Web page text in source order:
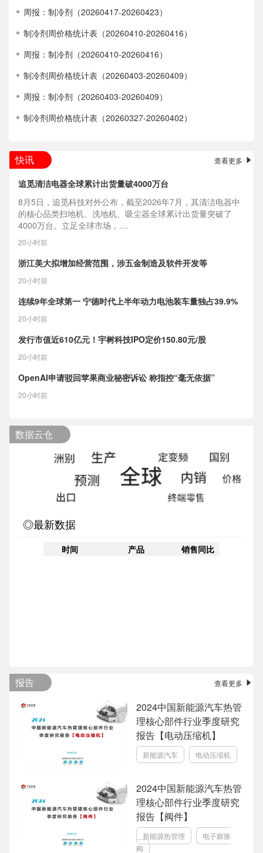
周报：制冷剂（20260417-20260423）
制冷剂周价格统计表（20260410-20260416）
周报：制冷剂（20260410-20260416）
制冷剂周价格统计表（20260403-20260409）
周报：制冷剂（20260403-20260409）
制冷剂周价格统计表（20260327-20260402）
快讯 查看更多
追觅清洁电器全球累计出货量破4000万台
8月5日，追觅科技对外公布，截至2026年7月，其清洁电器中
的核心品类扫地机、洗地机、吸尘器全球累计出货量突破了
4000万台。立足全球市场，....
20小时前
浙江美大拟增加经营范围，涉五金制造及软件开发等
20小时前
连续9年全球第一 宁德时代上半年动力电池装车量独占39.9%
20小时前
发行市值近610亿元！宇树科技IPO定价150.80元/股
20小时前
OpenAI申请驳回苹果商业秘密诉讼 称指控“毫无依据”
20小时前
数据云仓
◎最新数据
时间 产品 销售同比
报告 查看更多
2024中国新能源汽车热管
理核心部件行业季度研究
报告【电动压缩机】
新能源汽车 电动压缩机
2024中国新能源汽车热管
理核心部件行业季度研究
报告【阀件】
新能源热管理
电子膨胀
阀